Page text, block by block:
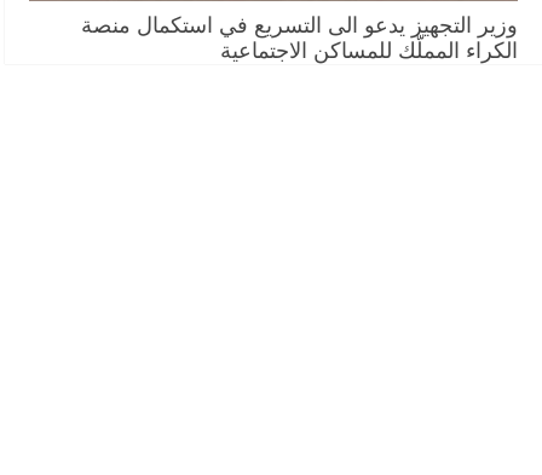
وزير التجهيز يدعو الى التسريع في استكمال منصة
الكراء المملّك للمساكن الاجتماعية